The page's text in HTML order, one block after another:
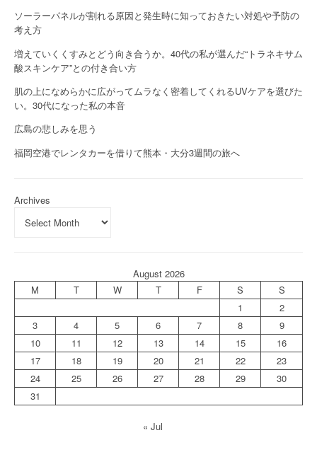
ソーラーパネルが割れる原因と発生時に知っておきたい対処や予防の
考え方
増えていくくすみとどう向き合うか。40代の私が選んだ“トラネキサム
酸スキンケア”との付き合い方
肌の上になめらかに広がってムラなく密着してくれるUVケアを選びた
い。30代になった私の本音
広島の悲しみを思う
福岡空港でレンタカーを借りて熊本・大分3週間の旅へ
Archives
August 2026
M
T W T F S
S
1
2
3
4 5 6 7 8
9
10
11 12 13 14 15
16
17
18 19 20 21 22
23
24
25 26 27 28 29
30
31
« Jul